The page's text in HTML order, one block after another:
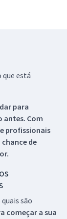
que está
para
antes. Com
profissionais
de
são
começar a sua